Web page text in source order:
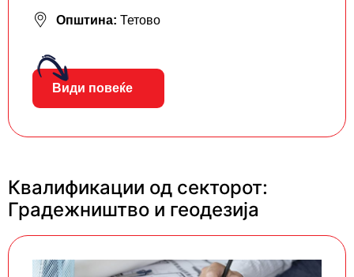
Општина: Тетово
Види повеќе
Квалификации од секторот:
Градежништво и геодезија